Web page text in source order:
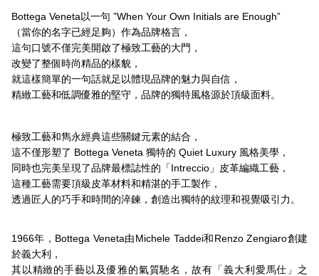
Bottega Veneta以一句 ”When Your Own Initials are Enough”
（當你的名字已經足夠）作為品牌格言，
這句口號不僅完美開啟了極致工藝的大門，
改變了整個時尚精品的樣貌，
就這樣簡單的一句話就足以體現品牌的魅力與自信，
精緻工藝和低調優雅的堅守，品牌的獨特風格源於頂級面料。
極致工藝和雋永經典這些關鍵元素的結合，
這不僅形塑了 Bottega Veneta 獨特的 Quiet Luxury 風格美學，
同時也完美呈現了品牌最標誌性的「Intreccio」皮革編織工藝，
這種工藝需要頂級皮革材料和精湛的手工製作，
透過匠人的巧手和時間的淬鍊，創造出獨特的紋理和視覺吸引力。
1966年，Bottega Veneta由Michele Taddei和Renzo Zengiaro創建
於義大利，
其以精緻的手藝以及優雅的氣質馳名，故有「義大利愛馬仕」之